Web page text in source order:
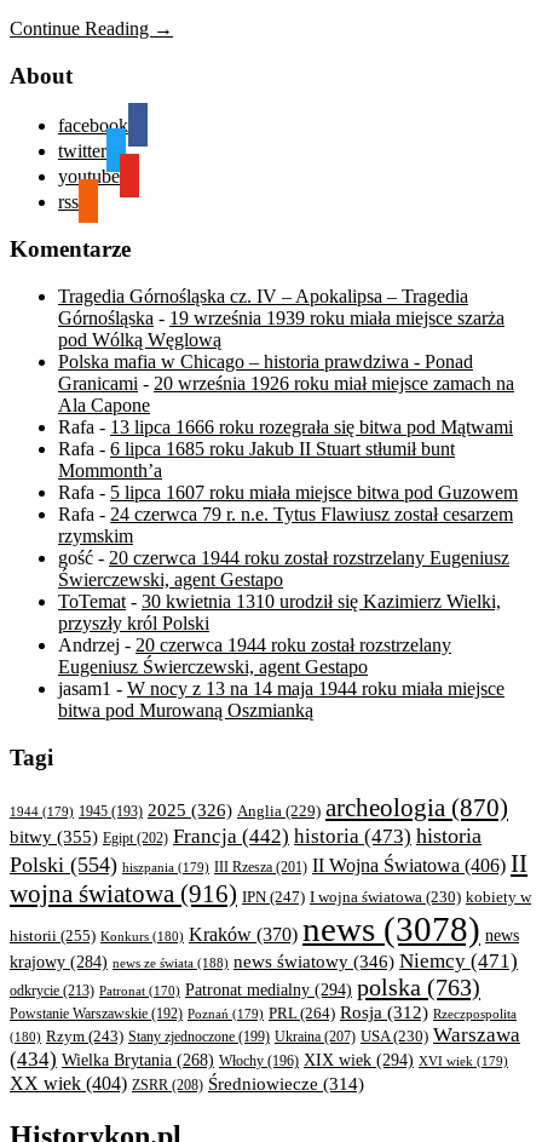
Continue Reading →
About
facebook
twitter
youtube
rss
Komentarze
Tragedia Górnośląska cz. IV – Apokalipsa – Tragedia
Górnośląska - 19 września 1939 roku miała miejsce szarża
pod Wólką Węglową
Polska mafia w Chicago – historia prawdziwa - Ponad
Granicami - 20 września 1926 roku miał miejsce zamach na
Ala Capone
Rafa - 13 lipca 1666 roku rozegrała się bitwa pod Mątwami
Rafa - 6 lipca 1685 roku Jakub II Stuart stłumił bunt
Mommonth’a
Rafa - 5 lipca 1607 roku miała miejsce bitwa pod Guzowem
Rafa - 24 czerwca 79 r. n.e. Tytus Flawiusz został cesarzem
rzymskim
gość - 20 czerwca 1944 roku został rozstrzelany Eugeniusz
Świerczewski, agent Gestapo
ToTemat - 30 kwietnia 1310 urodził się Kazimierz Wielki,
przyszły król Polski
Andrzej - 20 czerwca 1944 roku został rozstrzelany
Eugeniusz Świerczewski, agent Gestapo
jasam1 - W nocy z 13 na 14 maja 1944 roku miała miejsce
bitwa pod Murowaną Oszmianką
Tagi
1944 (179) 1945 (193) 2025 (326) Anglia (229) archeologia (870)
bitwy (355) Egipt(202) Francja (442) historia (473) historia
Polski (554) hiszpania (179) III Rzesza (201) II Wojna Światowa (406) II
wojna światowa (916) IPN (247) I wojna światowa (230) kobiety w
historii (255) Konkurs (180) Kraków (370) news (3078) news
krajowy (284) news ze świata (188) news światowy (346) Niemcy (471)
odkrycie (213) Patronat (170) Patronat medialny (294) polska (763)
Powstanie Warszawskie (192) Poznań (179) PRL(264) Rosja (312) Rzeczpospolita
(180) Rzym (243) Stany zjednoczone (199) Ukraina (207) USA(230) Warszawa
(434) Wielka Brytania (268) Włochy (196) XIX wiek (294) XVI wiek (179)
XX wiek (404) ZSRR (208) Średniowiecze (314)